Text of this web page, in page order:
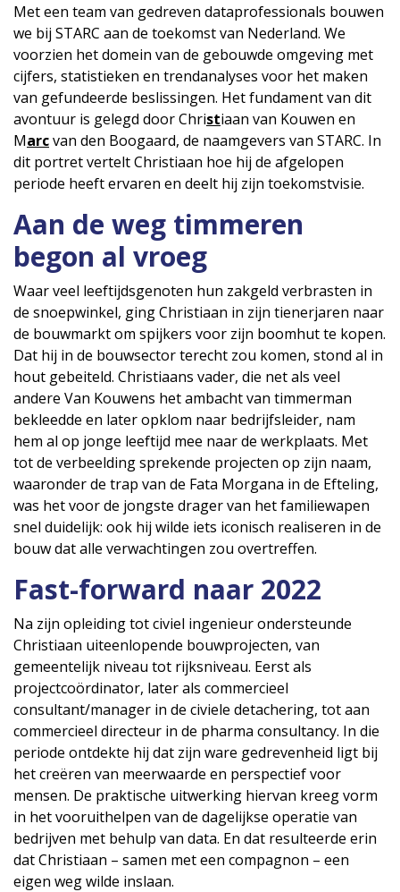
Met een team van gedreven dataprofessionals bouwen
we bij STARC aan de toekomst van Nederland. We
voorzien het domein van de gebouwde omgeving met
cijfers, statistieken en trendanalyses voor het maken
van gefundeerde beslissingen. Het fundament van dit
avontuur is gelegd door Christiaan van Kouwen en
Marcvan den Boogaard, de naamgevers van STARC. In
dit portret vertelt Christiaan hoe hij de afgelopen
periode heeft ervaren en deelt hij zijn toekomstvisie.
Aan de weg timmeren
begon al vroeg
Waar veel leeftijdsgenoten hun zakgeld verbrasten in
de snoepwinkel, ging Christiaan in zijn tienerjaren naar
de bouwmarkt om spijkers voor zijn boomhut te kopen.
Dat hij in de bouwsector terecht zou komen, stond al in
hout gebeiteld. Christiaans vader, die net als veel
andere Van Kouwens het ambacht van timmerman
bekleedde en later opklom naar bedrijfsleider, nam
hem al op jonge leeftijd mee naar de werkplaats. Met
tot de verbeelding sprekende projecten op zijn naam,
waaronder de trap van de Fata Morgana in de Efteling,
was het voor de jongste drager van het familiewapen
snel duidelijk: ook hij wilde iets iconisch realiseren in de
bouw dat alle verwachtingen zou overtreffen.
Fast-forward naar 2022
Na zijn opleiding tot civiel ingenieur ondersteunde
Christiaan uiteenlopende bouwprojecten, van
gemeentelijk niveau tot rijksniveau. Eerst als
projectcoördinator, later als commercieel
consultant/manager in de civiele detachering, tot aan
commercieel directeur in de pharma consultancy. In die
periode ontdekte hij dat zijn ware gedrevenheid ligt bij
het creëren van meerwaarde en perspectief voor
mensen. De praktische uitwerking hiervan kreeg vorm
in het vooruithelpen van de dagelijkse operatie van
bedrijven met behulp van data. En dat resulteerde erin
dat Christiaan – samen met een compagnon – een
eigen weg wilde inslaan.